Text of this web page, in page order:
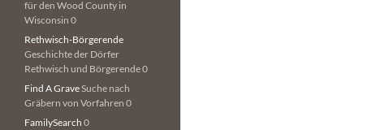
für den Wood County in
Wisconsin 0
Rethwisch-Börgerende
Geschichte der Dörfer
Rethwisch und Börgerende 0
Find A GraveSuche nach
Gräbern von Vorfahren 0
FamilySearch 0